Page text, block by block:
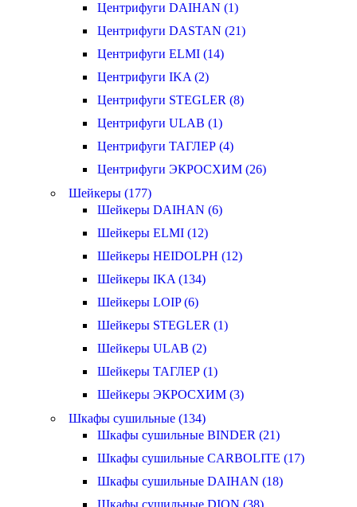
Центрифуги DAIHAN (1)
Центрифуги DASTAN (21)
Центрифуги ELMI (14)
Центрифуги IKA (2)
Центрифуги STEGLER (8)
Центрифуги ULAB (1)
Центрифуги ТАГЛЕР (4)
Центрифуги ЭКРОСХИМ (26)
Шейкеры (177)
Шейкеры DAIHAN (6)
Шейкеры ELMI (12)
Шейкеры HEIDOLPH (12)
Шейкеры IKA (134)
Шейкеры LOIP (6)
Шейкеры STEGLER (1)
Шейкеры ULAB (2)
Шейкеры ТАГЛЕР (1)
Шейкеры ЭКРОСХИМ (3)
Шкафы сушильные (134)
Шкафы сушильные BINDER (21)
Шкафы сушильные CARBOLITE (17)
Шкафы сушильные DAIHAN (18)
Шкафы сушильные DION (38)